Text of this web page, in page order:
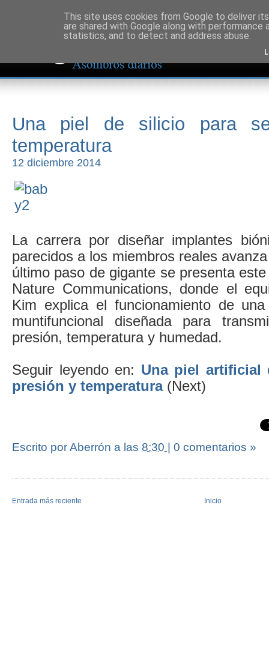
Una piel de silicio para
temperatura
12 diciembre 2014
La carrera por diseñar implantes
parecidos a los miembros reales
último paso de gigante se presenta
Nature Communications, donde el
Kim explica el funcionamiento de
muntifuncional diseñada para
presión, temperatura y humedad.
Seguir leyendo en: Una piel artificial
presión y temperatura (Next)
Escrito por Aberrón a las 8:30 | 0 comentarios »
Entrada más reciente Inicio
This site uses cookies from Google to deliver
are shared with Google along with
statistics, and to detect and address abuse.